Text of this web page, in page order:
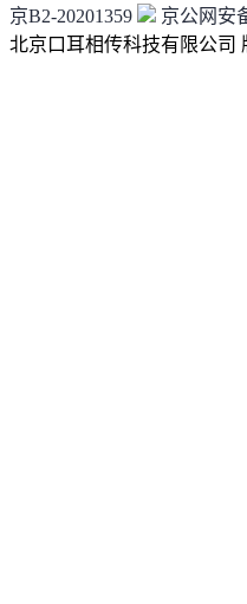
京B2-20201359
京公网安
北京口耳相传科技有限公司